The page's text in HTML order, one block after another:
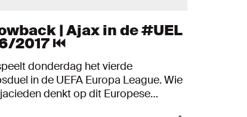
| Ajax in de #UEL
2017 ⏮
donderdag het vierde
in de UEFA Europa League. Wie
denkt op dit Europese